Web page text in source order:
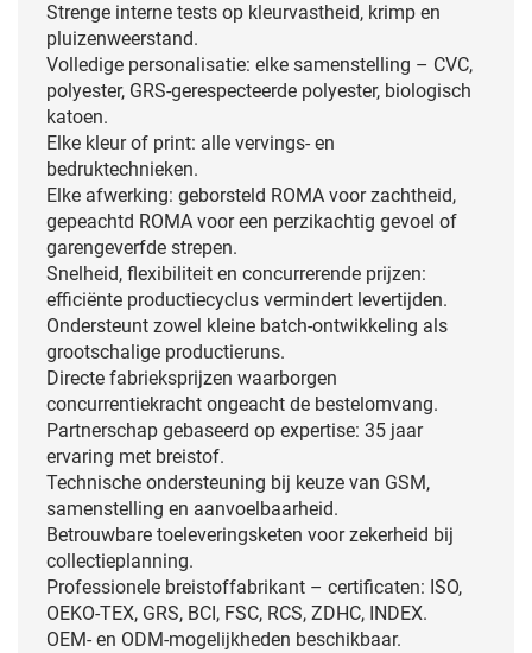
Strenge interne tests op kleurvastheid, krimp en
pluizenweerstand.
Volledige personalisatie: elke samenstelling – CVC,
polyester, GRS-gerespecteerde polyester, biologisch
katoen.
Elke kleur of print: alle vervings- en
bedruktechnieken.
Elke afwerking: geborsteld ROMA voor zachtheid,
gepeachtd ROMA voor een perzikachtig gevoel of
garengeverfde strepen.
Snelheid, flexibiliteit en concurrerende prijzen:
efficiënte productiecyclus vermindert levertijden.
Ondersteunt zowel kleine batch-ontwikkeling als
grootschalige productieruns.
Directe fabrieksprijzen waarborgen
concurrentiekracht ongeacht de bestelomvang.
Partnerschap gebaseerd op expertise: 35 jaar
ervaring met breistof.
Technische ondersteuning bij keuze van GSM,
samenstelling en aanvoelbaarheid.
Betrouwbare toeleveringsketen voor zekerheid bij
collectieplanning.
Professionele breistoffabrikant – certificaten: ISO,
OEKO-TEX, GRS, BCI, FSC, RCS, ZDHC, INDEX.
OEM- en ODM-mogelijkheden beschikbaar.